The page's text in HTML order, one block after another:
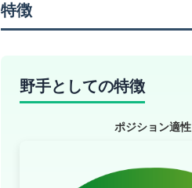
特徴
野手としての特徴
ポジション適性